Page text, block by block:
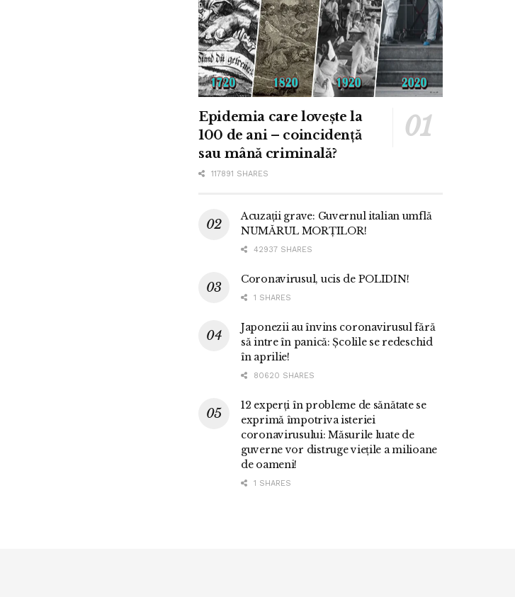
Epidemia care lovește la
100 de ani – coincidență
sau mână criminală?
117891 SHARES
Acuzații grave: Guvernul italian umflă
NUMĂRUL MORȚILOR!
42937 SHARES
Coronavirusul, ucis de POLIDIN!
1 SHARES
Japonezii au învins coronavirusul fără
să intre în panică: Școlile se redeschid
în aprilie!
80620 SHARES
12 experți în probleme de sănătate se
exprimă împotriva isteriei
coronavirusului: Măsurile luate de
guverne vor distruge viețile a milioane
de oameni!
1 SHARES